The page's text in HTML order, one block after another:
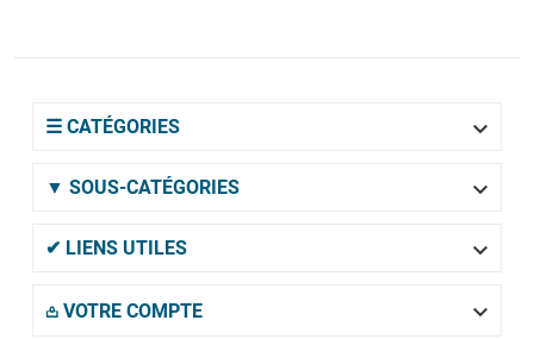
☰ CATÉGORIES 
▼ SOUS-CATÉGORIES 
✔ LIENS UTILES 
𖡌 VOTRE COMPTE 